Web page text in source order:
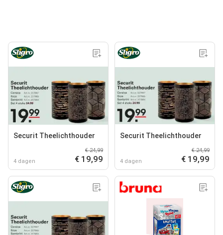
Securit Theelichthouder
4 dagen
€ 24,99
€ 19,99
Securit Theelichthouder
4 dagen
€ 24,99
€ 19,99